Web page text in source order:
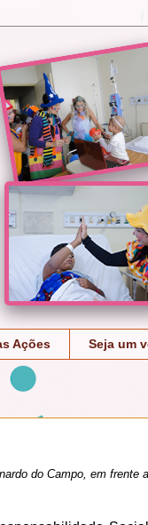
Ações Seja um
do Campo, em frente